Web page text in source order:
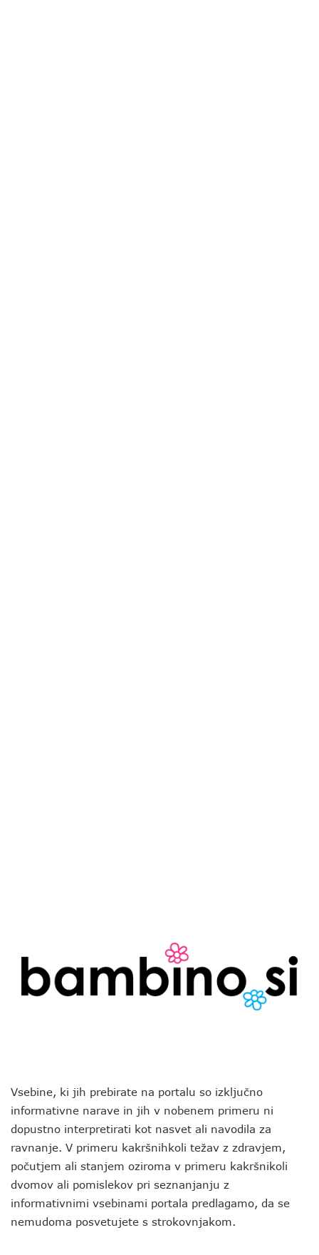
Vsebine, ki jih prebirate na portalu so izključno
informativne narave in jih v nobenem primeru ni
dopustno interpretirati kot nasvet ali navodila za
ravnanje. V primeru kakršnihkoli težav z zdravjem,
počutjem ali stanjem oziroma v primeru kakršnikoli
dvomov ali pomislekov pri seznanjanju z
informativnimi vsebinami portala predlagamo, da se
nemudoma posvetujete s strokovnjakom.